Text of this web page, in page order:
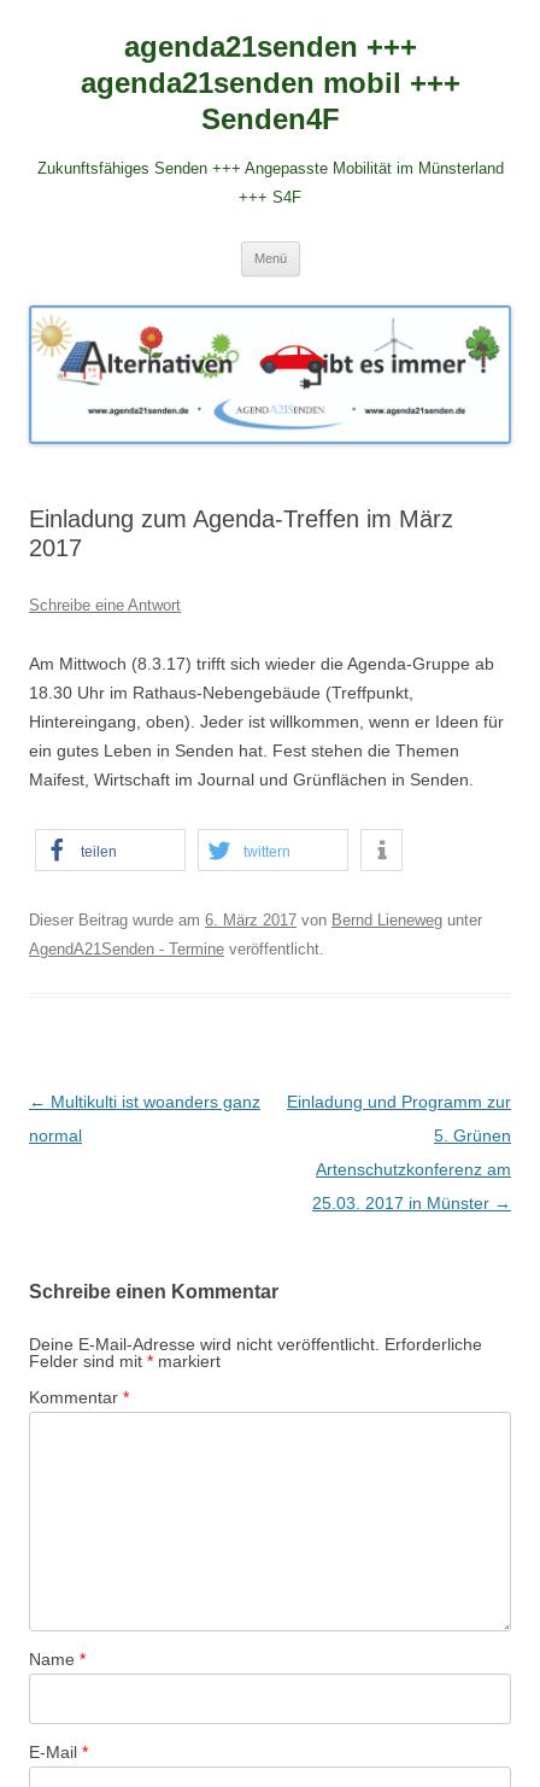
agenda21senden +++
agenda21senden mobil +++
Senden4F
Zukunftsfähiges Senden +++ Angepasste Mobilität im Münsterland
+++ S4F
Menü
Einladung zum Agenda-Treffen im März
2017
Schreibe eine Antwort
Am Mittwoch (8.3.17) trifft sich wieder die Agenda-Gruppe ab
18.30 Uhr im Rathaus-Nebengebäude (Treffpunkt,
Hintereingang, oben). Jeder ist willkommen, wenn er Ideen für
ein gutes Leben in Senden hat. Fest stehen die Themen
Maifest, Wirtschaft im Journal und Grünflächen in Senden.
teilen twittern
Dieser Beitrag wurde am 6. März 2017 von Bernd Lieneweg unter
AgendA21Senden - Termine veröffentlicht.
B
e
g
s
-
N
o
← Multikulti ist woanders ganz
normal
Einladung und Programm zur
5. Grünen
Artenschutzkonferenz am
25.03. 2017 in Münster →
Schreibe einen Kommentar
Deine E-Mail-Adresse wird nicht veröffentlicht. Erforderliche
Felder sind mit * markiert
Kommentar *
Name *
E-Mail *